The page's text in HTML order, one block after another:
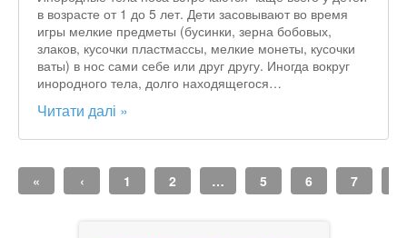
в возрасте от 1 до 5 лет. Дети засовывают во время
игры мелкие предметы (бусинки, зерна бобовых,
злаков, кусочки пластмассы, мелкие монеты, кусочки
ваты) в нос сами себе или друг другу. Иногда вокруг
инородного тела, долго находящегося…
Читати далі »
« ‹ 1 2 … 5 6 7